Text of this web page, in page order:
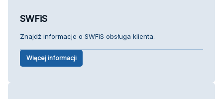
SWFiS
Znajdź informacje o SWFiS obsługa klienta.
Więcej informacji